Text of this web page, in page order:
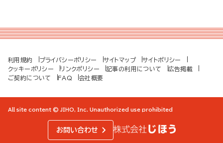
利用規約 プライバシーポリシー サイトマップ
サイトポリシー
クッキーポリシー
リンクポリシー 記事の利用について
広告掲載
ご契約について
FAQ 会社概要
All site content © JIHO, Inc. Unauthorized use prohibited
お問い合わせ